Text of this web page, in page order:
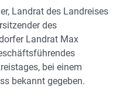
Landrat des Landreises
des
Landrat Max
bei einem
bekannt gegeben.